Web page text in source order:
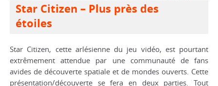
Star Citizen – Plus près des
étoiles
Star Citizen, cette arlésienne du jeu vidéo, est pourtant
extrêmement attendue par une communauté de fans
avides de découverte spatiale et de mondes ouverts. Cette
présentation/découverte se fera en deux parties. Tout